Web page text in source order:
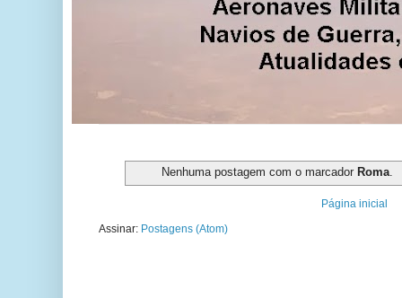
Nenhuma postagem com o marcador Roma
Página inicial
Assinar: Postagens (Atom)